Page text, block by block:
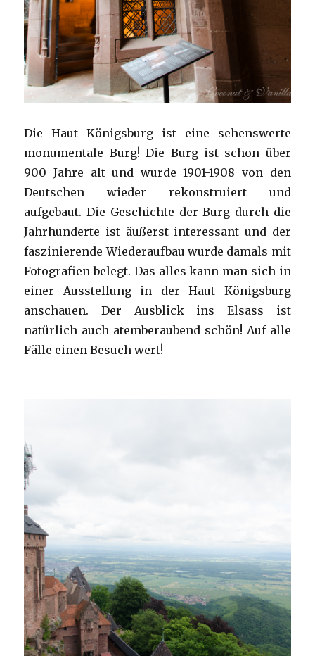
Die Haut Königsburg ist eine sehenswerte
monumentale Burg! Die Burg ist schon über
900 Jahre alt und wurde 1901-1908 von den
Deutschen wieder rekonstruiert und
aufgebaut. Die Geschichte der Burg durch die
Jahrhunderte ist äußerst interessant und der
faszinierende Wiederaufbau wurde damals mit
Fotografien belegt. Das alles kann man sich in
einer Ausstellung in der Haut Königsburg
anschauen. Der Ausblick ins Elsass ist
natürlich auch atemberaubend schön! Auf alle
Fälle einen Besuch wert!